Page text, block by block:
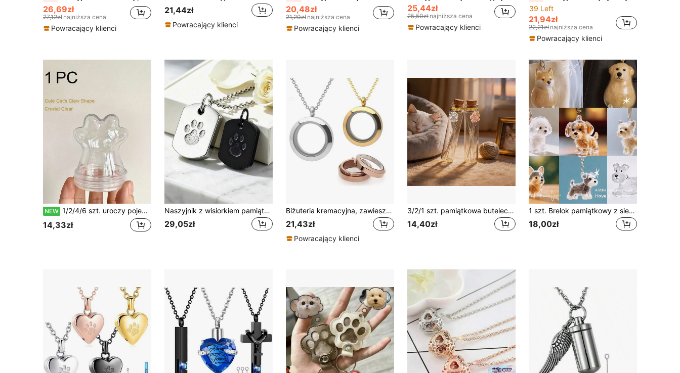
26,69zł
27,12zł najniższa cena
Powracający klienci
21,44zł
Powracający klienci
20,48zł
21,20zł najniższa cena
Powracający klienci
25,44zł
25,50zł najniższa cena
Powracający klienci
39 Left
21,94zł
22,21zł najniższa cena
Powracający klienci
NEW 1/2/4/6 szt. uroczy pojemnik na sierść zwierząt w kształcie łapki kota, do zbierania różnej sierści zwierząt, ciepły prezent dla miłośników kotów i pamiątka po zwierzęciu, unikalny emocjonalny wybór zakupowy, minimalistyczna ekspozycja, czuła zabawka kolekcjonerska, przenośny design
14,33zł
Naszyjnik z wisiorkiem pamiątkowym dla psa i kota, wisiorek kremacyjny z odciskiem łapy, na niewielką ilość popiołów i sierści zwierząt domowych, zachowaj ukochanego pupila na zawsze w swoim sercu
29,05zł
Biżuteria kremacyjna, zawieszka pamiątkowa ze stali nierdzewnej, płaski okrągły naszyjnik ze szklaną dwustronną ramką, zawieszka do szklanych pojemników
21,43zł
Powracający klienci
3/2/1 szt. pamiątkowa buteleczka na sierść zwierząt, przezroczysta szklana buteleczka pamiątkowa z wisiorkiem w kształcie łapki, buteleczka do kolekcjonowania sierści i wąsów, szklana buteleczka DIY na wąsy kota, idealna do przechowywania wąsów kota i sierści psa, idealny pamiątkowy prezent dla właścicieli zwierząt
14,40zł
1 szt. Brelok pamiątkowy z sierścią zwierząt, nowy design
18,00zł